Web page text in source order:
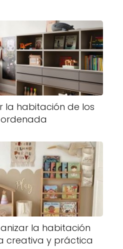
la habitación de los
ordenada
la habitación
creativa y práctica